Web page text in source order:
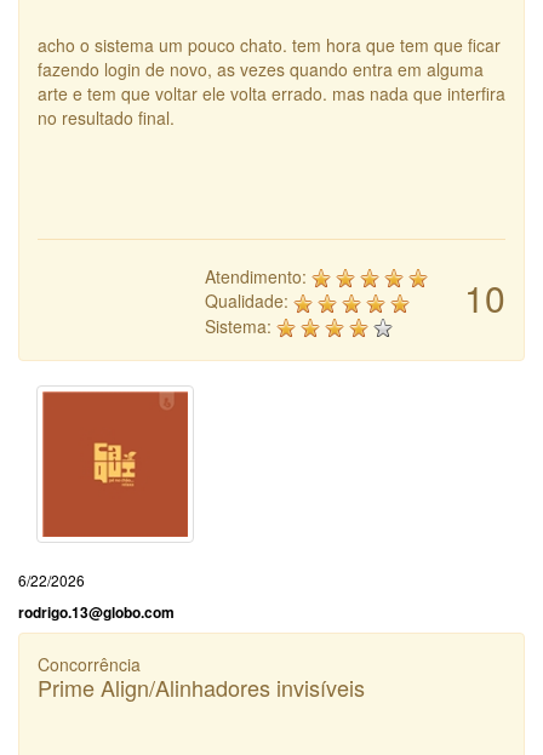
acho o sistema um pouco chato. tem hora que tem que ficar
fazendo login de novo, as vezes quando entra em alguma
arte e tem que voltar ele volta errado. mas nada que interfira
no resultado final.
10
Atendimento:
Qualidade:
Sistema:
6/22/2026
rodrigo.13@globo.com
Concorrência
Prime Align/Alinhadores invisíveis